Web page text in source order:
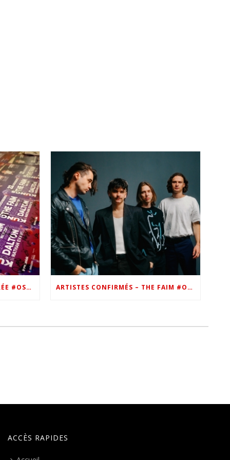
VIP – LES PHOTOS DE LA SOIRÉE #OSN22 ARTISTES CONFIRMÉS – THE FAIM #OSN22
ACCÈS RAPIDES